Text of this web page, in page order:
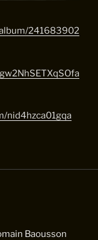
241683902
nid4hzca01gqa
Baousson